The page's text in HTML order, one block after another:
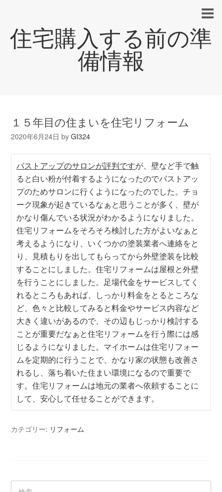
住宅購入する前の準
備情報
１５年目の住まいを住宅リフォーム
2020年6月24日 byGI324
バストアップのサロンが評判ですが、壁など手で触
ると白い粉が付着するようになったのでバストアッ
プのためサロンに行くようになったのでした。チョ
ーク現象が起きているなぁと思うことが多く、壁が
かなり傷んでいる状況がわかるようになりました。
住宅リフォームをそろそろ検討した方がよいなぁと
考えるようになり、いくつかの塗装業者へ連絡をと
り、見積もりを出してもらってから外壁塗装を比較
することにしました。住宅リフォームは屋根と外壁
を行うことにしました。足場代金をサービスしてく
れるところもあれば、しっかり料金をとるところな
ど、色々と比較してみると料金やサービス内容など
大きく違いがあるので、その辺もじっかり検討する
ことが重要だなぁと住宅リフォームを行う際には感
じるようになりました。マイホームは住宅リフォー
ムを定期的に行うことで、かなり家の状態も改善さ
れるし、落ち着いた住まい環境になるので重要で
す。住宅リフォームは地元の業者へ依頼することに
して、安心して任せることができます。
カテゴリー: リフォーム